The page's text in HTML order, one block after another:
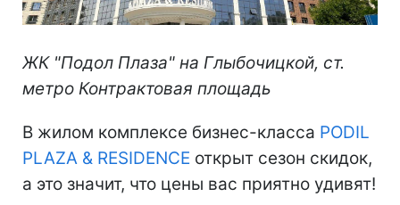
ЖК "Подол Плаза" на Глыбочицкой, ст.
метро Контрактовая площадь
В жилом комплексе бизнес-класса PODIL
PLAZA & RESIDENCE открыт сезон скидок,
а это значит, что цены вас приятно удивят!